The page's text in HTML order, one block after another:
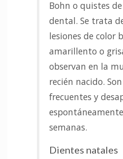
Bohn o quistes
dental. Se trata
lesiones de color
amarillento o
observan en la
recién nacido.
frecuentes y
semanas.
Dientes natales